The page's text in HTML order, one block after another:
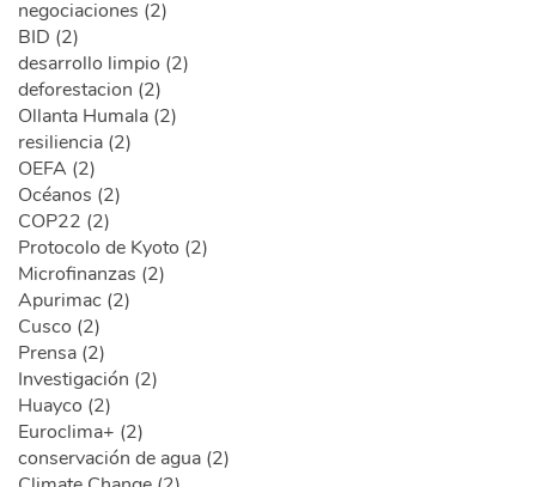
negociaciones (2)
BID (2)
desarrollo limpio (2)
deforestacion (2)
Ollanta Humala (2)
resiliencia (2)
OEFA (2)
Océanos (2)
COP22 (2)
Protocolo de Kyoto (2)
Microfinanzas (2)
Apurimac (2)
Cusco (2)
Prensa (2)
Investigación (2)
Huayco (2)
Euroclima+ (2)
conservación de agua (2)